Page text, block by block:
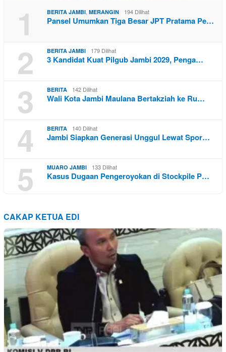
1 BERITA JAMBI MERANGIN 194 Dilihat
Pansel Umumkan Tiga Besar JPT Pratama Pe…
2 BERITA JAMBI 179 Dilihat
3 Kandidat Kuat Pilgub Jambi 2029, Penga…
3 BERITA 142 Dilihat
Wali Kota Jambi Maulana Bertakziah ke Ru…
4 BERITA 140 Dilihat
Jambi Siapkan Generasi Unggul Lewat Spor…
5 MUARO JAMBI 133 Dilihat
Kasus Dugaan Pengeroyokan di Stockpile P…
CAKAP KETUA EDI